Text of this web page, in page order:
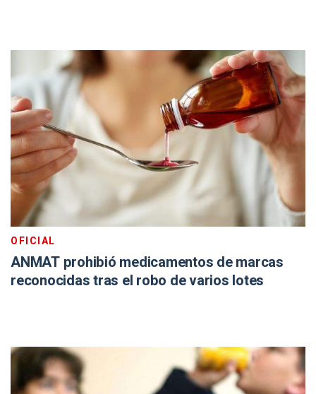
OFICIAL
ANMAT prohibió medicamentos de marcas
reconocidas tras el robo de varios lotes